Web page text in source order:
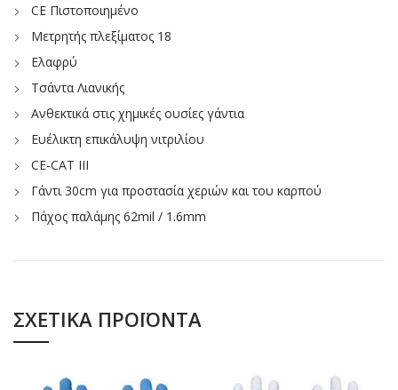
CE Πιστοποιημένο
Μετρητής πλεξίματος 18
Ελαφρύ
Τσάντα Λιανικής
Ανθεκτικά στις χημικές ουσίες γάντια
Ευέλικτη επικάλυψη νιτριλίου
CE-CAT III
Γάντι 30cm για προστασία χεριών και του καρπού
Πάχος παλάμης 62mil / 1.6mm
ΣΧΕΤΙΚΆ ΠΡΟΪΌΝΤΑ